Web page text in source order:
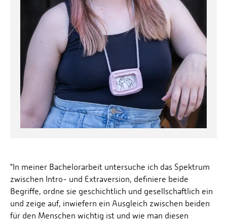
"In meiner Bachelorarbeit untersuche ich das Spektrum
zwischen Intro- und Extraversion, definiere beide
Begriffe, ordne sie geschichtlich und gesellschaftlich ein
und zeige auf, inwiefern ein Ausgleich zwischen beiden
für den Menschen wichtig ist und wie man diesen